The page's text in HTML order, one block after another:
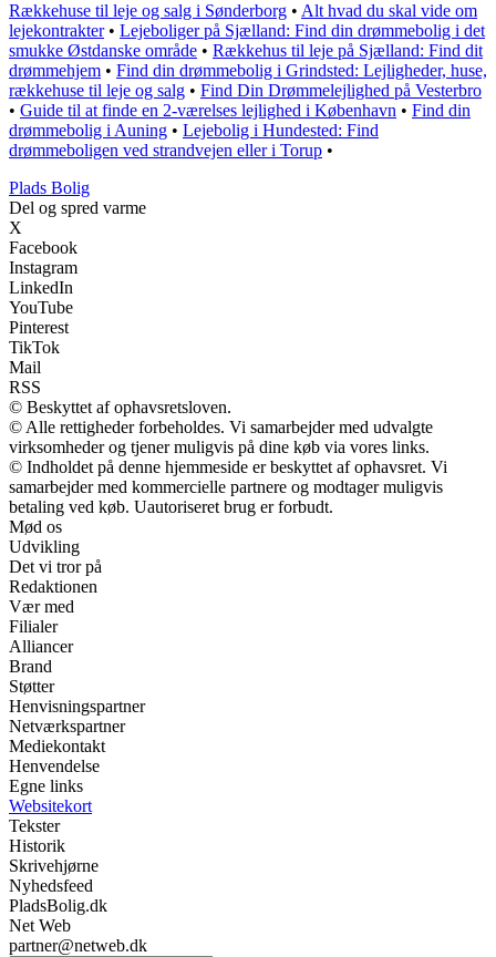
Rækkehuse til leje og salg i Sønderborg • Alt hvad du skal vide om
lejekontrakter• Lejeboliger på Sjælland: Find din drømmebolig i det
smukke Østdanske område • Rækkehus til leje på Sjælland: Find dit
drømmehjem • Find din drømmebolig i Grindsted: Lejligheder, huse,
rækkehuse til leje og salg • Find Din Drømmelejlighed på Vesterbro
• Guide til at finde en 2-værelses lejlighed i København • Find din
drømmebolig i Auning • Lejebolig i Hundested: Find
drømmeboligen ved strandvejen eller i Torup •
Plads Bolig
Del og spred varme
X
Facebook
Instagram
LinkedIn
YouTube
Pinterest
TikTok
Mail
RSS
© Beskyttet af ophavsretsloven.
© Alle rettigheder forbeholdes. Vi samarbejder med udvalgte
virksomheder og tjener muligvis på dine køb via vores links.
© Indholdet på denne hjemmeside er beskyttet af ophavsret. Vi
samarbejder med kommercielle partnere og modtager muligvis
betaling ved køb. Uautoriseret brug er forbudt.
Mød os
Udvikling
Det vi tror på
Redaktionen
Vær med
Filialer
Alliancer
Brand
Støtter
Henvisningspartner
Netværkspartner
Mediekontakt
Henvendelse
Egne links
Websitekort
Tekster
Historik
Skrivehjørne
Nyhedsfeed
PladsBolig.dk
Net Web
partner@netweb.dk